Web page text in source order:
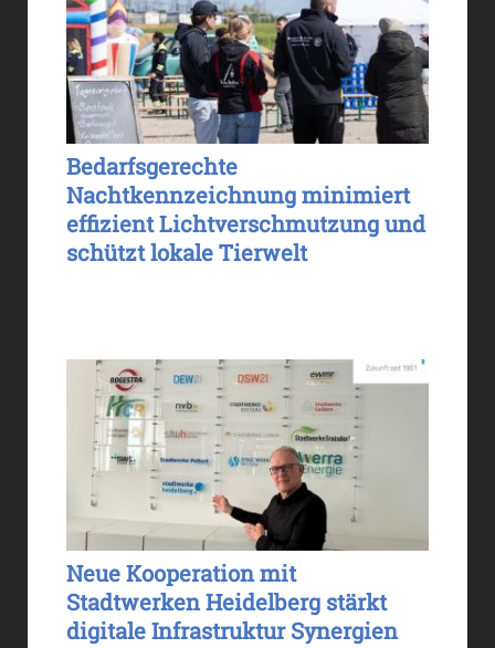
Bedarfsgerechte
Nachtkennzeichnung minimiert
effizient Lichtverschmutzung und
schützt lokale Tierwelt
Neue Kooperation mit
Stadtwerken Heidelberg stärkt
digitale Infrastruktur Synergien